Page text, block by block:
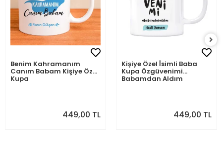
Benim Kahramanım
Canım Babam Kişiye Özel
Kupa
449,00 TL
Kişiye Özel İsimli Baba
Kupa Özgüvenimi
Babamdan Aldım
449,00 TL